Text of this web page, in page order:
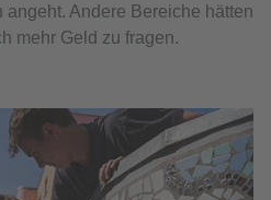
Andere Bereiche hätten
mehr Geld zu fragen.